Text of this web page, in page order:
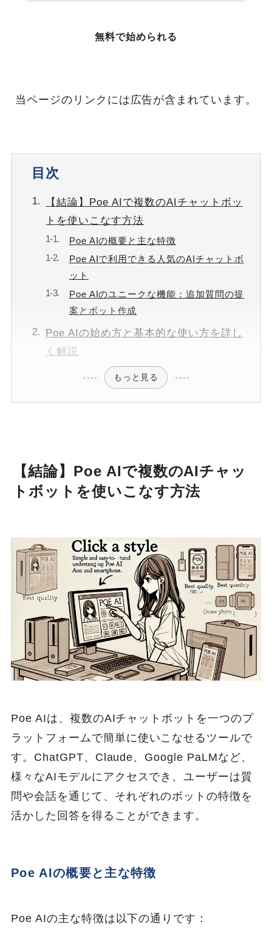
無料で始められる
当ページのリンクには広告が含まれています。
目次
【結論】Poe AIで複数のAIチャットボッ
トを使いこなす方法
Poe AIの概要と主な特徴
Poe AIで利用できる人気のAIチャットボ
ット
Poe AIのユニークな機能：追加質問の提
案とボット作成
Poe AIの始め方と基本的な使い方を詳し
く解説
もっと見る
【結論】Poe AIで複数のAIチャッ
トボットを使いこなす方法
Poe AIは、複数のAIチャットボットを一つのプ
ラットフォームで簡単に使いこなせるツールで
す。ChatGPT、Claude、Google PaLMなど、
様々なAIモデルにアクセスでき、ユーザーは質
問や会話を通じて、それぞれのボットの特徴を
活かした回答を得ることができます。
Poe AIの概要と主な特徴
Poe AIの主な特徴は以下の通りです：